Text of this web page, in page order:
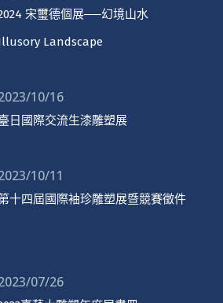
宋璽德個展──幻境山水
Landscape
10/16
日國際交流生漆雕塑展
10/11
十四屆國際袖珍雕塑展暨競賽徵件
07/26